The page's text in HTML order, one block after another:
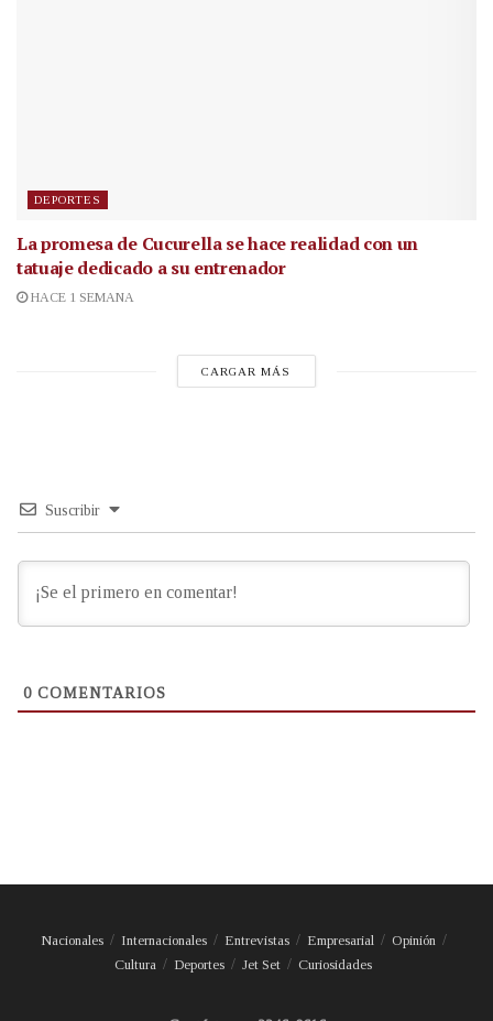
DEPORTES
La promesa de Cucurella se hace realidad con un
tatuaje dedicado a su entrenador
HACE 1 SEMANA
CARGAR MÁS
Suscribir
0 COMENTARIOS
Nacionales Internacionales Entrevistas Empresarial
Opinión
Cultura
Deportes Jet Set Curiosidades